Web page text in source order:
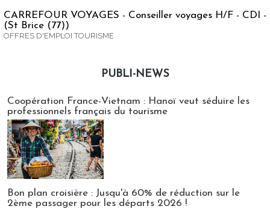
CARREFOUR VOYAGES - Conseiller voyages H/F - CDI -
(St Brice (77))
OFFRES D'EMPLOI TOURISME
PUBLI-NEWS
Coopération France-Vietnam : Hanoï veut séduire les
professionnels français du tourisme
Bon plan croisière : Jusqu'à 60% de réduction sur le
2ème passager pour les départs 2026 !